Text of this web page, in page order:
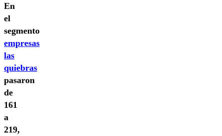
En
el
segmento
empresas
las
quiebras
pasaron
de
161
a
219,